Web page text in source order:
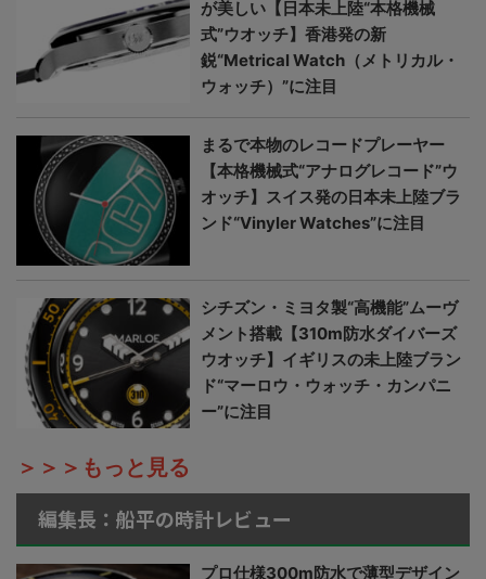
が美しい【日本未上陸“本格機械
式”ウオッチ】香港発の新
鋭“Metrical Watch（メトリカル・
ウォッチ）”に注目
まるで本物のレコードプレーヤー
【本格機械式“アナログレコード”ウ
オッチ】スイス発の日本未上陸ブラ
ンド“Vinyler Watches”に注目
シチズン・ミヨタ製“高機能”ムーヴ
メント搭載【310m防水ダイバーズ
ウオッチ】イギリスの未上陸ブラン
ド“マーロウ・ウォッチ・カンパニ
ー”に注目
＞＞＞もっと見る
編集長：船平の時計レビュー
プロ仕様300m防水で薄型デザイン